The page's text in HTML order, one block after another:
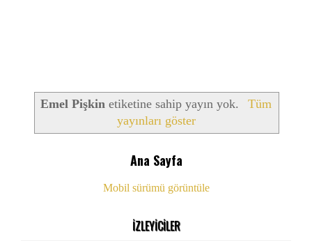
Emel Pişkin etiketine sahip yayın yok.
Tüm
yayınları göster
Ana Sayfa
Mobil sürümü görüntüle
İZLEYİCİLER